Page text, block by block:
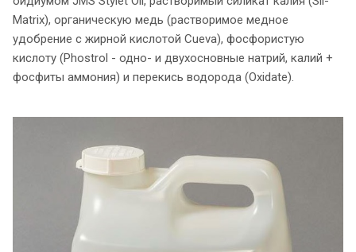
Matrix), органическую медь (растворимое медное
удобрение с жирной кислотой Cueva), фосфористую
кислоту (Phostrol - одно- и двухосновные натрий, калий +
фосфиты аммония) и перекись водорода (Oxidate).